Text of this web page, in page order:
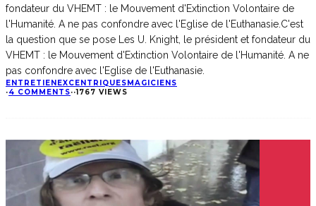
fondateur du VHEMT : le Mouvement d'Extinction Volontaire de
l'Humanité. A ne pas confondre avec l'Eglise de l'Euthanasie.C'est
la question que se pose Les U. Knight, le président et fondateur du
VHEMT : le Mouvement d'Extinction Volontaire de l'Humanité. A ne
pas confondre avec l'Eglise de l'Euthanasie.
ENTRETIEN EXCENTRIQUES MAGICIENS
·4 COMMENTS··1767 VIEWS